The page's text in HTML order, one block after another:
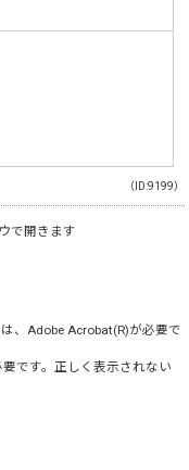
（ID:9199）
で開きます
、Adobe Acrobat(R)が必要で
要です。正しく表示されない